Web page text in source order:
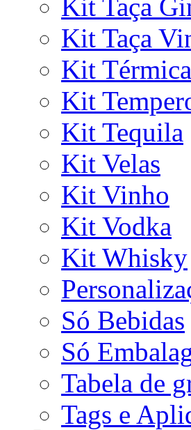
Kit Taça
Kit Taça
Kit
Kit
Kit Tequila
Kit Velas
Kit Vinho
Kit Vodka
Kit Whisky
Só Bebidas
Só
Tabela de
Tags e